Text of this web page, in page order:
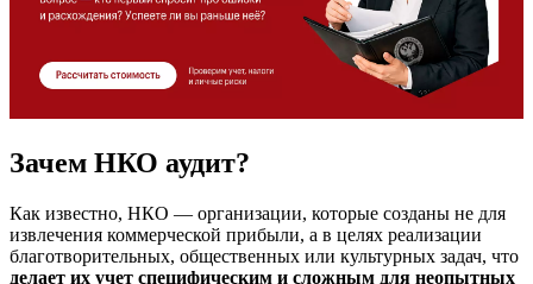
Зачем НКО аудит?
Как известно, НКО — организации, которые созданы не для
извлечения коммерческой прибыли, а в целях реализации
благотворительных, общественных или культурных задач, что
делает их учет специфическим и сложным для неопытных